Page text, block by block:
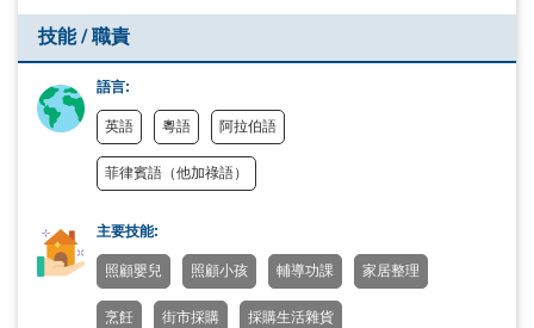
技能 / 職責
語言:
英語 粵語 阿拉伯語
菲律賓語（他加祿語）
主要技能:
照顧嬰兒 照顧小孩 輔導功課 家居整理
烹飪 街市採購 採購生活雜貨